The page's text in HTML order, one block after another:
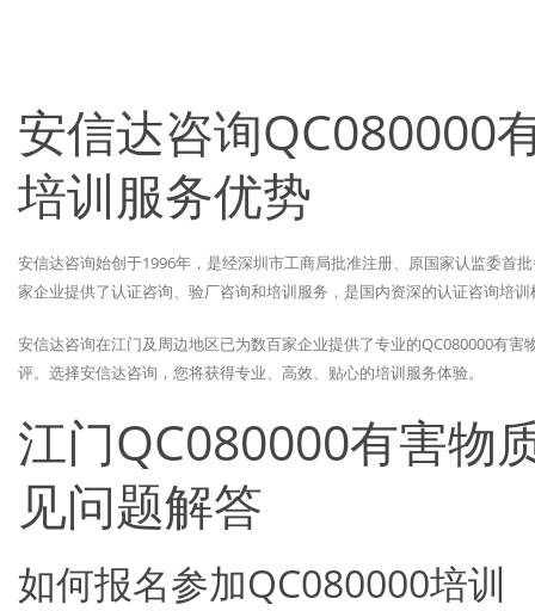
安信达咨询QC080000
培训服务优势
安信达咨询始创于1996年，是经深圳市工商局批准注册、原国家认监委首
家企业提供了认证咨询、验厂咨询和培训服务，是国内资深的认证咨询培训
安信达咨询在江门及周边地区已为数百家企业提供了专业的QC080000有
评。选择安信达咨询，您将获得专业、高效、贴心的培训服务体验。
江门QC080000有害物
见问题解答
如何报名参加QC080000培训